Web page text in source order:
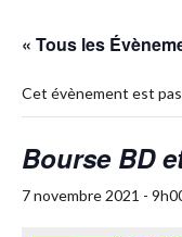
« Tous les
Cet évènement est
Bourse BD
7 novembre 2021 -